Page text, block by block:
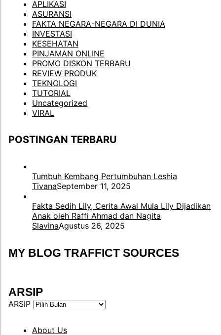
APLIKASI
ASURANSI
FAKTA NEGARA-NEGARA DI DUNIA
INVESTASI
KESEHATAN
PINJAMAN ONLINE
PROMO DISKON TERBARU
REVIEW PRODUK
TEKNOLOGI
TUTORIAL
Uncategorized
VIRAL
POSTINGAN TERBARU
Tumbuh Kembang Pertumbuhan Leshia
TivanaSeptember 11, 2025
Fakta Sedih Lily, Cerita Awal Mula Lily Dijadikan
Anak oleh Raffi Ahmad dan Nagita
SlavinaAgustus 26, 2025
MY BLOG TRAFFICT SOURCES
ARSIP
ARSIP
About Us